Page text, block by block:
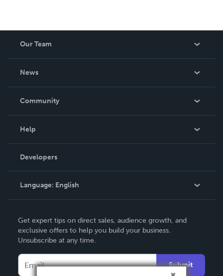
Our Team
News
In The News
Community
Podcast
Help
Order Lookup
Knowledge Base
Contact Support
Developers
Language: English
Deutsch
Français
Get expert tips on direct sales, audience growth, and
exclusive offers to help you build your business.
Unsubscribe at any time.
Submit